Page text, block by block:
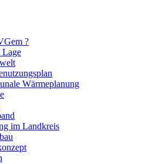
?
Lage
Wärmeplanung
im Landkreis